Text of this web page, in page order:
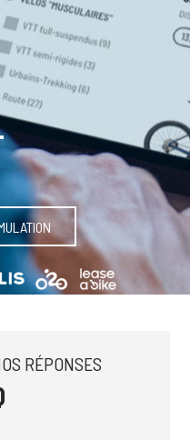
RÉPONSES